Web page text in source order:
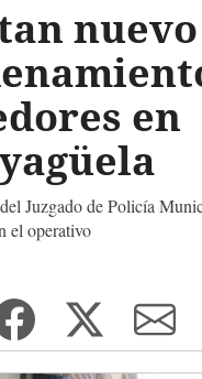
en
Juzgado de Policía
el operativo